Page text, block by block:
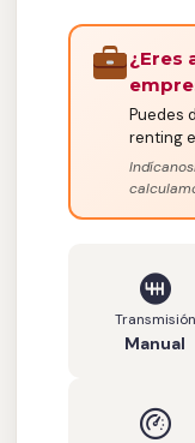
¿Eres
Puedes
renting
Transmisión
Manual